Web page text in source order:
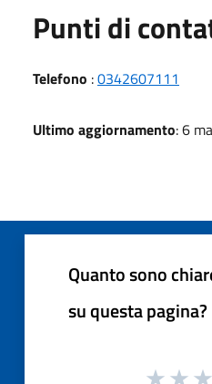
Punti di
Telefono :0342607111
Ultimo aggiornamento: 6
Quanto sono
su questa pagina?